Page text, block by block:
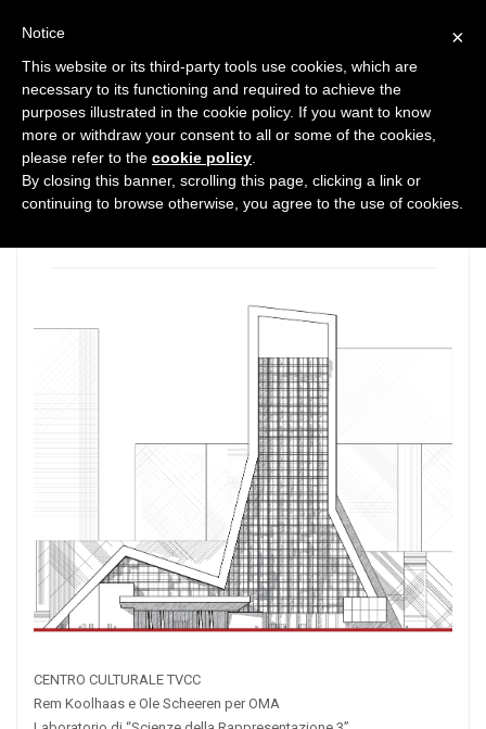
0 3362 0
CENTRO CULTURALE TVCC REM
KOOLHAAS E OLE SCHEEREN
CENTRO CULTURALE TVCC
Rem Koolhaas e Ole Scheeren per OMA
×
Notice
This website or its third-party tools use cookies, which are
necessary to its functioning and required to achieve the
purposes illustrated in the cookie policy. If you want to know
more or withdraw your consent to all or some of the cookies,
please refer to the cookie policy
By closing this banner, scrolling this page, clicking a link or
continuing to browse otherwise, you agree to the use of cookies.